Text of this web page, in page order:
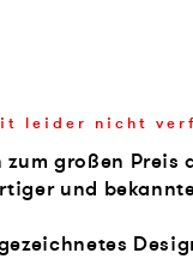
leider nicht
großen Preis
und